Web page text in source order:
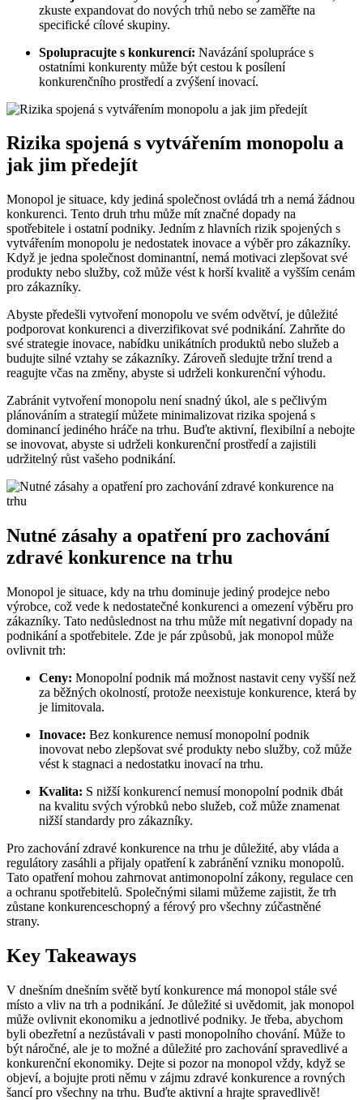
zkuste expandovat do nových trhů nebo se zaměřte na
specifické cílové skupiny.
Spolupracujte s konkurencí: Navázání spolupráce s
ostatními konkurenty může být cestou k posílení
konkurenčního prostředí a zvýšení inovací.
Rizika spojená s vytvářením monopolu a
jak jim předejít
Monopol je situace, kdy jediná společnost ovládá trh a nemá žádnou
konkurenci. Tento druh trhu může mít značné dopady na
spotřebitele i ostatní podniky. Jedním z hlavních rizik spojených s
vytvářením monopolu je nedostatek inovace a výběr pro zákazníky.
Když je jedna společnost dominantní, nemá motivaci zlepšovat své
produkty nebo služby, což může vést k horší kvalitě a vyšším cenám
pro zákazníky.
Abyste předešli vytvoření monopolu ve svém odvětví, je důležité
podporovat konkurenci a diverzifikovat své podnikání. Zahrňte do
své strategie inovace, nabídku unikátních produktů nebo služeb a
budujte silné vztahy se zákazníky. Zároveň sledujte tržní trend a
reagujte včas na změny, abyste si udrželi konkurenční výhodu.
Zabránit vytvoření monopolu není snadný úkol, ale s pečlivým
plánováním a strategií můžete minimalizovat rizika spojená s
dominancí jediného hráče na trhu. Buďte aktivní, flexibilní a nebojte
se inovovat, abyste si udrželi konkurenční prostředí a zajistili
udržitelný růst vašeho podnikání.
Nutné zásahy a opatření pro zachování
zdravé konkurence na trhu
Monopol je situace, kdy na trhu dominuje jediný prodejce nebo
výrobce, což vede k nedostatečné konkurenci a omezení výběru pro
zákazníky. Tato nedůslednost na trhu může mít negativní dopady na
podnikání a spotřebitele. Zde je pár způsobů, jak monopol může
ovlivnit trh:
Ceny: Monopolní podnik má možnost nastavit ceny vyšší než
za běžných okolností, protože neexistuje konkurence, která by
je limitovala.
Inovace: Bez konkurence nemusí monopolní podnik
inovovat nebo zlepšovat své produkty nebo služby, což může
vést k stagnaci a nedostatku inovací na trhu.
Kvalita: S nižší konkurencí nemusí monopolní podnik dbát
na kvalitu svých výrobků nebo služeb, což může znamenat
nižší standardy pro zákazníky.
Pro zachování zdravé konkurence na trhu je důležité, aby vláda a
regulátory zasáhli a přijaly opatření k zabránění vzniku monopolů.
Tato opatření mohou zahrnovat antimonopolní zákony, regulace cen
a ochranu spotřebitelů. Společnými silami můžeme zajistit, že trh
zůstane konkurenceschopný a férový pro všechny zúčastněné
strany.
Key Takeaways
V dnešním dnešním světě bytí konkurence má monopol stále své
místo a vliv na trh a podnikání. Je důležité si uvědomit, jak monopol
může ovlivnit ekonomiku a jednotlivé podniky. Je třeba, abychom
byli obezřetní a nezůstávali v pasti monopolního chování. Může to
být náročné, ale je to možné a důležité pro zachování spravedlivé a
konkurenční ekonomiky. Dejte si pozor na monopol vždy, když se
objeví, a bojujte proti němu v zájmu zdravé konkurence a rovných
šancí pro všechny na trhu. Buďte aktivní a hrajte spravedlivě!